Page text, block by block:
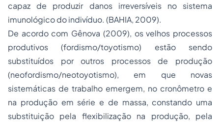
capaz de produzir danos irreversíveis no sistema
imunológico do indivíduo. (BAHIA, 2009).
De acordo com Gênova (2009), os velhos processos
produtivos (fordismo/toyotismo) estão sendo
substituídos por outros processos de produção
(neofordismo/neotoyotismo), em que novas
sistemáticas de trabalho emergem, no cronômetro e
na produção em série e de massa, constando uma
substituição pela flexibilização na produção, pela